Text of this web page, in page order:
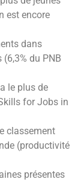
est encore
dans
du PNB
le plus de
for Jobs in
classement
(productivité
présentes